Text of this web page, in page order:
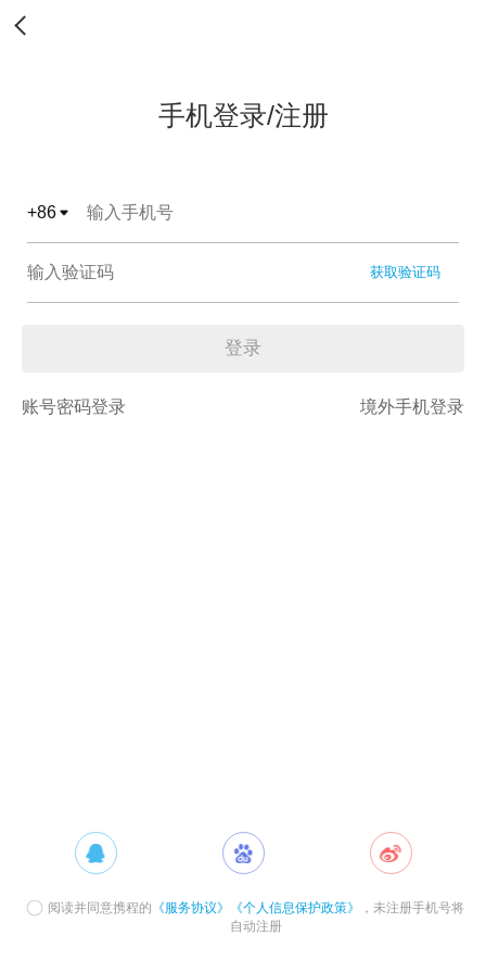
手机登录/注册
+86
获取验证码
登录
账号密码登录 境外手机登录
阅读并同意携程的 《服务协议》 《个人信息保护政策》
，未注册手机号将
自动注册